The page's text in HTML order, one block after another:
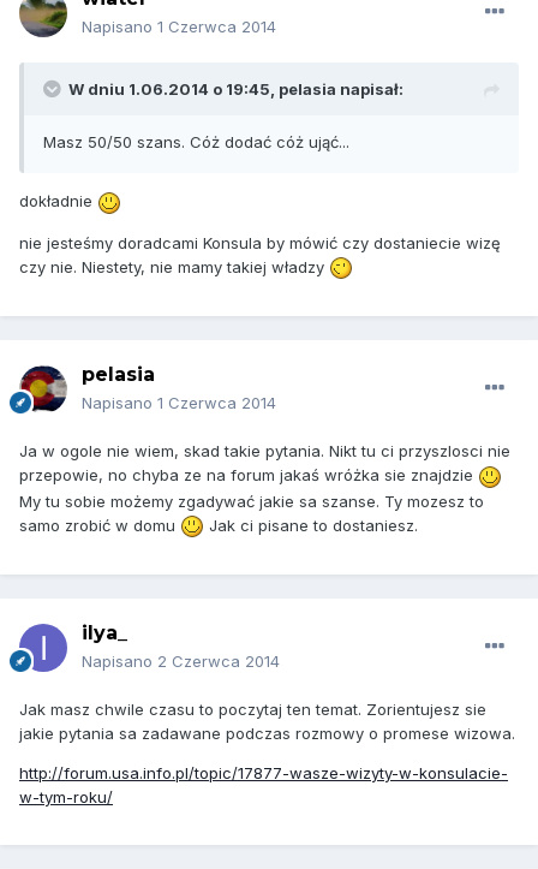
Napisano 1 Czerwca 2014
W dniu 1.06.2014 o 19:45, pelasia napisał:
Masz 50/50 szans. Cóż dodać cóż ująć...
dokładnie
nie jesteśmy doradcami Konsula by mówić czy dostaniecie wizę
czy nie. Niestety, nie mamy takiej władzy
pelasia
Napisano 1 Czerwca 2014
Ja w ogole nie wiem, skad takie pytania. Nikt tu ci przyszlosci nie
przepowie, no chyba ze na forum jakaś wróżka sie znajdzie
My tu sobie możemy zgadywać jakie sa szanse. Ty mozesz to
samo zrobić w domu
Jak ci pisane to dostaniesz.
ilya_
Napisano 2 Czerwca 2014
Jak masz chwile czasu to poczytaj ten temat. Zorientujesz sie
jakie pytania sa zadawane podczas rozmowy o promese wizowa.
http://forum.usa.info.pl/topic/17877-wasze-wizyty-w-konsulacie-
w-tym-roku/